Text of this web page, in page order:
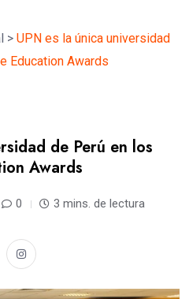
> UPN es la única universidad
Education Awards
de Perú en los
Awards
0 3 mins. de lectura